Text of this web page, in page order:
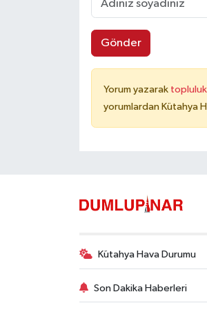
Gönder
Yorum yazarak topluluk
yorumlardan Kütahya
Kütahya Hava Durumu
Son Dakika Haberleri